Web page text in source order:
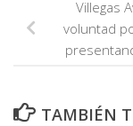
Villegas
voluntad
TAMBIÉN